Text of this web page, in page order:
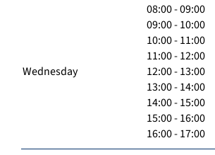
Wednesday
08:00 - 09:00
09:00 - 10:00
10:00 - 11:00
11:00 - 12:00
12:00 - 13:00
13:00 - 14:00
14:00 - 15:00
15:00 - 16:00
16:00 - 17:00